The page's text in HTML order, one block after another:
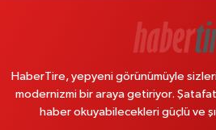
HaberTire, yepyeni görünümüyle
modernizmi bir araya getiriyor.
haber okuyabilecekleri güçlü ve